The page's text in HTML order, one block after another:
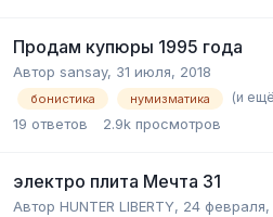
Продам купюры 1995 года
Автор sansay, 31 июля, 2018
бонистика нумизматика (и
19 ответов 2.9k просмотров
электро плита Мечта 31
Автор HUNTER LIBERTY, 24 февраля,